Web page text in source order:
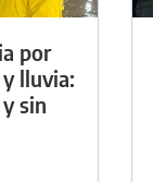
por
lluvia:
sin